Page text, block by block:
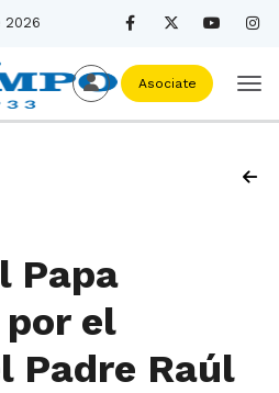
2026
Asociate
Papa
el
Padre Raúl